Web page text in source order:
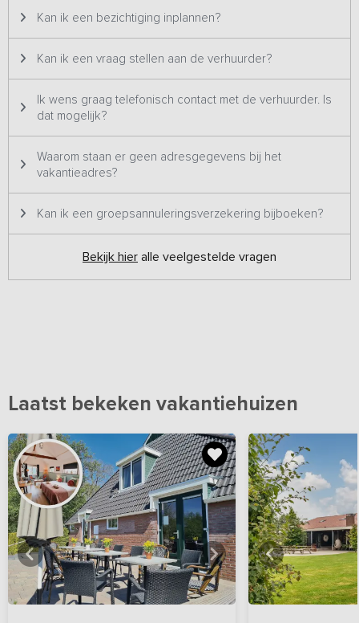
Kan ik een bezichtiging inplannen?
Kan ik een vraag stellen aan de verhuurder?
Ik wens graag telefonisch contact met de verhuurder. Is
dat mogelijk?
Waarom staan er geen adresgegevens bij het
vakantieadres?
Kan ik een groepsannuleringsverzekering bijboeken?
Bekijk hier alle veelgestelde vragen
Laatst bekeken vakantiehuizen
Bekijkhieralle foto's Bekijk